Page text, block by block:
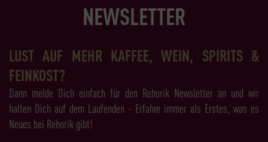
NEWSLETTER
LUST AUF MEHR KAFFEE, WEIN, SPIRITS &
FEINKOST?
Dann melde Dich einfach für den Rehorik Newsletter an und wir
halten Dich auf dem Laufenden - Erfahre immer als Erstes, was es
Neues bei Rehorik gibt!